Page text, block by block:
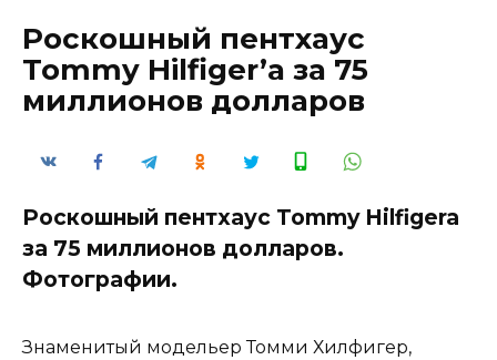
Роскошный пентхаус
Tommy Hilfiger’а за 75
миллионов долларов
Роскошный пентхаус Tommy Hilfigera
за 75 миллионов долларов.
Фотографии.
Знаменитый модельер Томми Хилфигер,